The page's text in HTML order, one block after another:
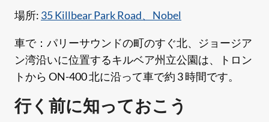
場所: 35 Killbear Park Road、Nobel
車で：パリーサウンドの町のすぐ北、ジョージア
ン湾沿いに位置するキルベア州立公園は、トロン
トから ON-400 北に沿って車で約 3 時間です。
行く前に知っておこう